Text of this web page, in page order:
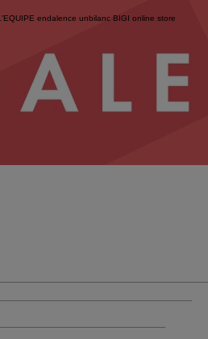
endalence unbilanc BIGI online store